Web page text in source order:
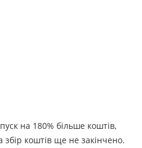
на 180% більше коштів,
збір коштів ще не закінчено.